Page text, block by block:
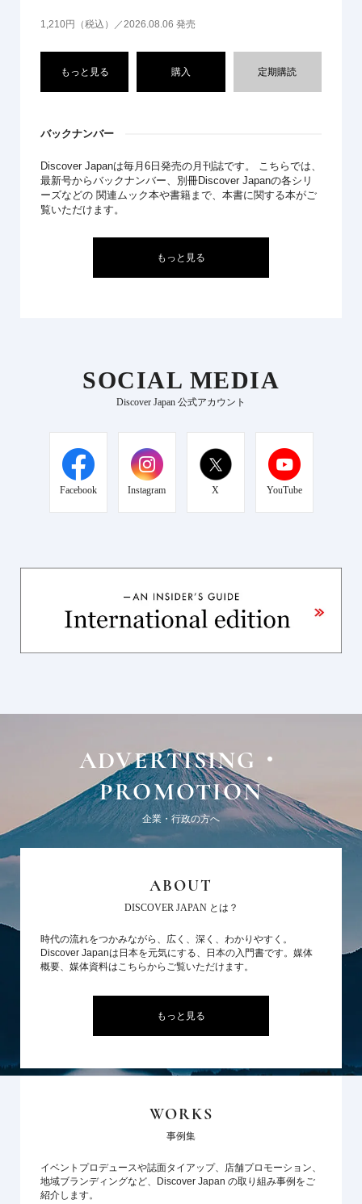
1,210円（税込）／2026.08.06 発売
もっと見る 購入 定期購読
バックナンバー
Discover Japanは毎月6日発売の月刊誌です。 こちらでは、
最新号からバックナンバー、別冊Discover Japanの各シリ
ーズなどの 関連ムック本や書籍まで、本書に関する本がご
覧いただけます。
もっと見る
SOCIAL MEDIA
Discover Japan 公式アカウント
Facebook Instagram X YouTube
ADVERTISING・
PROMOTION
企業・行政の方へ
ABOUT
DISCOVER JAPAN とは？
時代の流れをつかみながら、広く、深く、わかりやすく。
Discover Japanは日本を元気にする、日本の入門書です。媒体
概要、媒体資料はこちらからご覧いただけます。
もっと見る
WORKS
事例集
イベントプロデュースや誌面タイアップ、店舗プロモーション、
地域ブランディングなど、Discover Japan の取り組み事例をご
紹介します。